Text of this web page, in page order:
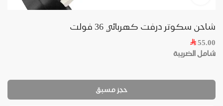
شاحن سكوتر درفت كهربائي 36 فولت
55.00
شامل الضريبة
حجز مسبق